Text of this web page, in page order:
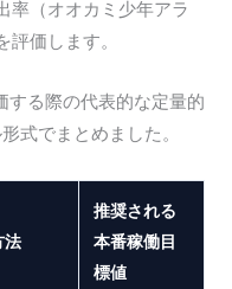
率（オオカミ少年アラ
価します。
する際の代表的な定量的
式でまとめました。
法
推奨される
本番稼働目
標値